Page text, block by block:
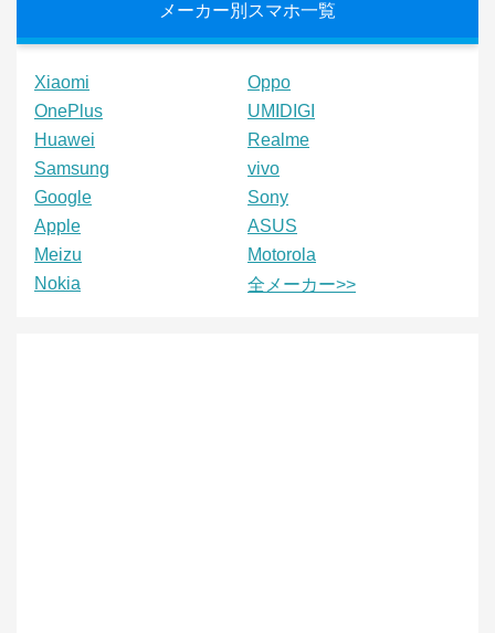
メーカー別スマホ一覧
Xiaomi
Oppo
OnePlus
UMIDIGI
Huawei
Realme
Samsung
vivo
Google
Sony
Apple
ASUS
Meizu
Motorola
Nokia
全メーカー>>